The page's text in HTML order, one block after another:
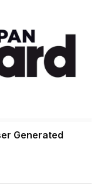
Generated